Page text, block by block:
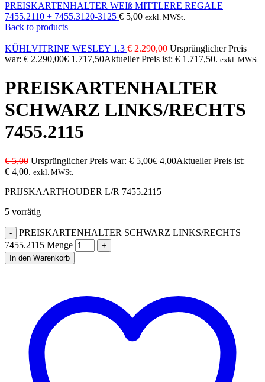
PREISKARTENHALTER WEIß MITTLERE REGALE
7455.2110 + 7455.3120-3125 € 5,00 exkl. MWSt.
Back to products
KÜHLVITRINE WESLEY 1.3 €2.290,00 Ursprünglicher Preis
war: € 2.290,00€ 1.717,50Aktueller Preis ist: € 1.717,50. exkl. MWSt.
PREISKARTENHALTER
SCHWARZ LINKS/RECHTS
7455.2115
€5,00 Ursprünglicher Preis war: € 5,00€ 4,00Aktueller Preis ist:
€ 4,00. exkl. MWSt.
PRIJSKAARTHOUDER L/R 7455.2115
5 vorrätig
PREISKARTENHALTER SCHWARZ LINKS/RECHTS
7455.2115 Menge
In den Warenkorb